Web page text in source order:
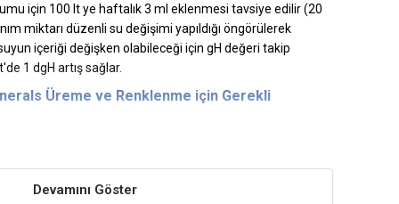
için 100 lt ye haftalık 3 ml eklenmesi tavsiye edilir (20
miktarı düzenli su değişimi yapıldığı öngörülerek
suyun içeriği değişken olabileceği için gH değeri takip
1 dgH artış sağlar.
Üreme ve Renklenme için Gerekli
yardımcı olur.
Devamını Göster